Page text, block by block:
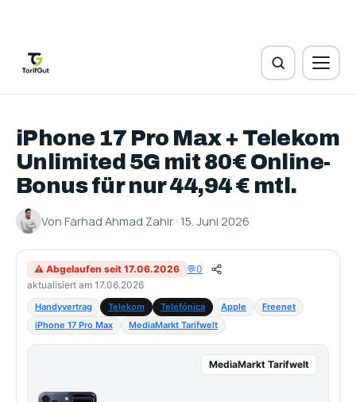
iPhone 17 Pro Max + Telekom
Unlimited 5G mit 80€ Online-
Bonus für nur 44,94 € mtl.
Von Farhad Ahmad Zahir · 15. Juni 2026
⚠ Abgelaufen seit 17.06.2026 💬0
aktualisiert am 17.06.2026
Handyvertrag Telekom Telefónica Apple
Freenet
iPhone 17 Pro Max
MediaMarkt Tarifwelt
MediaMarkt Tarifwelt